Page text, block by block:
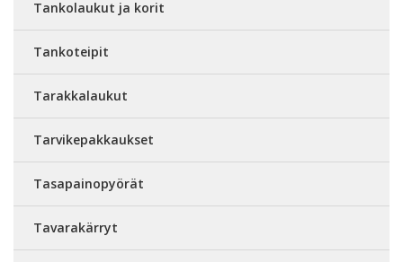
Tankolaukut ja korit
Tankoteipit
Tarakkalaukut
Tarvikepakkaukset
Tasapainopyörät
Tavarakärryt